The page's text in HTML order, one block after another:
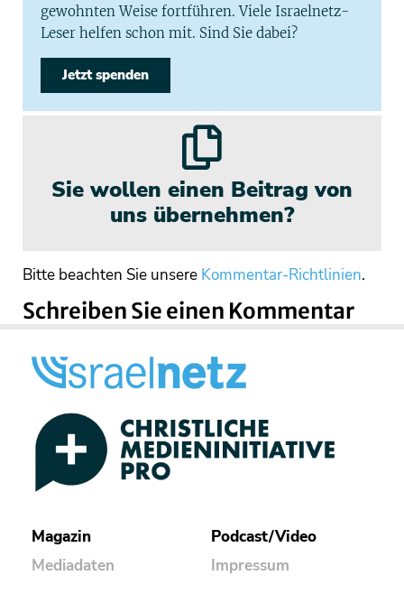
gewohnten Weise fortführen. Viele Israelnetz-
Leser helfen schon mit. Sind Sie dabei?
Jetzt spenden
Sie wollen einen Beitrag von
uns übernehmen?
Bitte beachten Sie unsere Kommentar-Richtlinien.
Schreiben Sie einen Kommentar
Magazin
Mediadaten
Podcast/Video
Impressum